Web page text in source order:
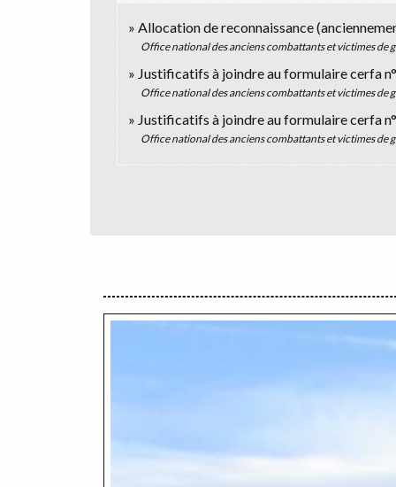
Allocation de reconnaissance
Office national des anciens combattants et victimes de
Justificatifs à joindre au formulaire cerfa
Office national des anciens combattants et victimes de
Justificatifs à joindre au formulaire cerfa
Office national des anciens combattants et victimes de